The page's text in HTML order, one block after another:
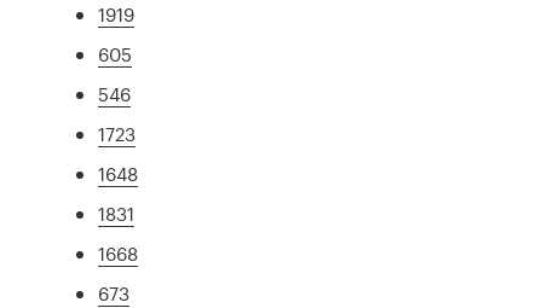
1919
605
546
1723
1648
1831
1668
673